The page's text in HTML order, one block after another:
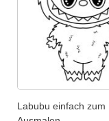
Labubu einfach zum